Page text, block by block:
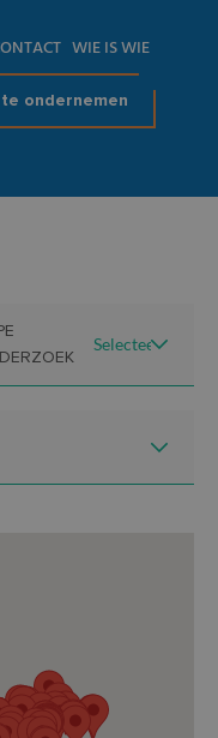
WIE IS WIE
ondernemen